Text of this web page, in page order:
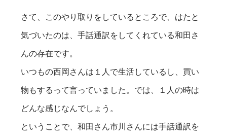
さて、このやり取りをしているところで、はたと
気づいたのは、手話通訳をしてくれている和田さ
んの存在です。
いつもの西岡さんは１人で生活しているし、買い
物もするって言っていました。では、１人の時は
どんな感じなんでしょう。
ということで、和田さん市川さんには手話通訳を